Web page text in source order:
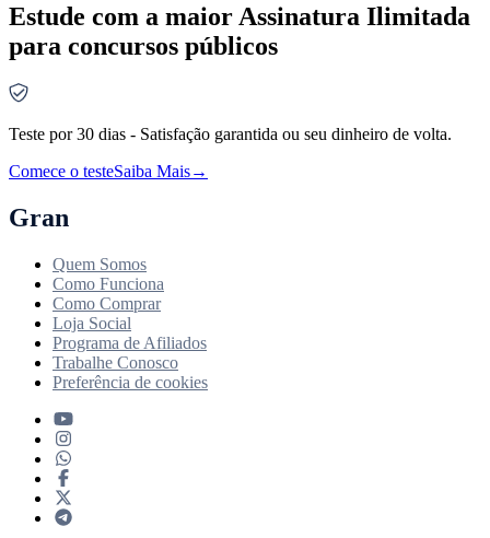
Estude com a maior Assinatura Ilimitada
para concursos públicos
Teste por 30 dias - Satisfação garantida ou seu dinheiro de volta.
Comece o testeSaiba Mais→
Gran
Quem Somos
Como Funciona
Como Comprar
Loja Social
Programa de Afiliados
Trabalhe Conosco
Preferência de cookies